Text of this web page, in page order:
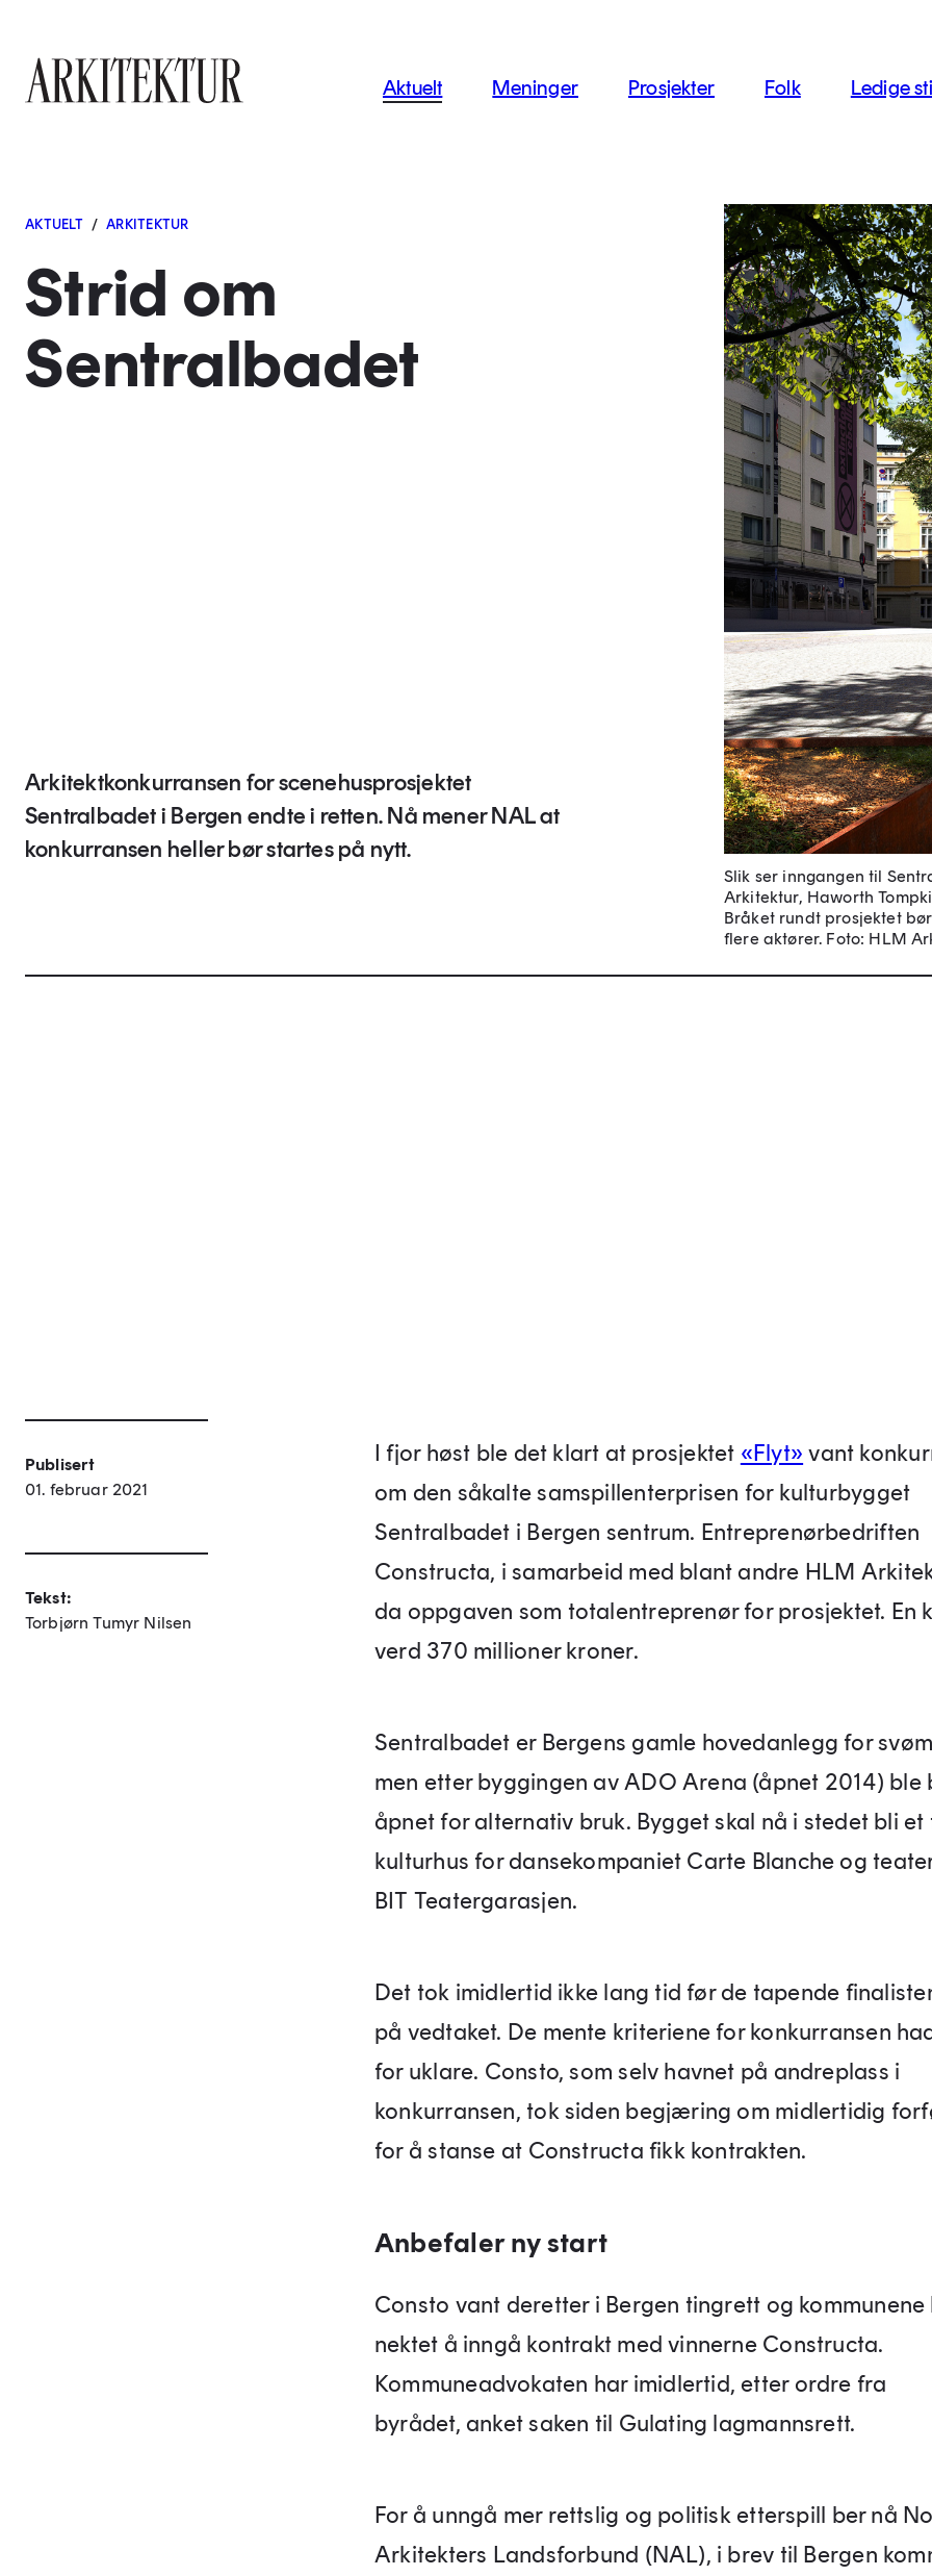
Aktuelt Meninger Prosjekter Folk Ledige
AKTUELT / ARKITEKTUR
Strid om
Sentralbadet
Arkitektkonkurransen for scenehusprosjektet
Sentralbadet i Bergen endte i retten. Nå mener NAL at
konkurransen heller bør startes på nytt.
Slik ser inngangen til
Arkitektur, Haworth
Bråket rundt prosjektet
flere aktører. Foto: HLM
Publisert
01. februar 2021
Tekst:
Torbjørn Tumyr Nilsen
I fjor høst ble det klart at prosjektet «Flyt» vant
om den såkalte samspillenterprisen for kulturbygget
Sentralbadet i Bergen sentrum. Entreprenørbedriften
Constructa, i samarbeid med blant andre HLM
da oppgaven som totalentreprenør for prosjektet. En
verd 370 millioner kroner.
Sentralbadet er Bergens gamle hovedanlegg for
men etter byggingen av ADO Arena (åpnet 2014) ble
åpnet for alternativ bruk. Bygget skal nå i stedet bli
kulturhus for dansekompaniet Carte Blanche og
BIT Teatergarasjen.
Det tok imidlertid ikke lang tid før de tapende
på vedtaket. De mente kriteriene for konkurransen
for uklare. Consto, som selv havnet på andreplass i
konkurransen, tok siden begjæring om midlertidig
for å stanse at Constructa fikk kontrakten.
Anbefaler ny start
Consto vant deretter i Bergen tingrett og kommunene
nektet å inngå kontrakt med vinnerne Constructa.
Kommuneadvokaten har imidlertid, etter ordre fra
byrådet, anket saken til Gulating lagmannsrett.
For å unngå mer rettslig og politisk etterspill ber nå
Arkitekters Landsforbund (NAL), i brev til Bergen